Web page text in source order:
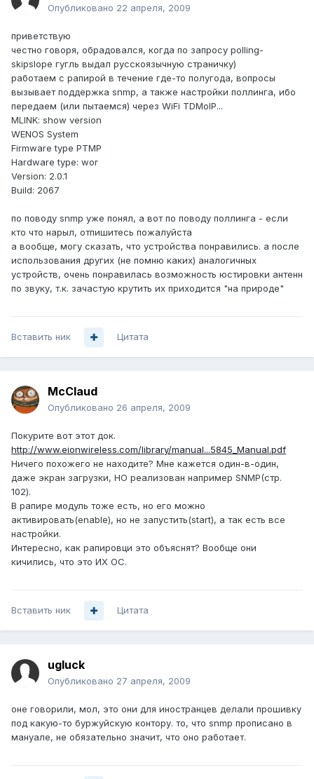
Опубликовано 22 апреля, 2009
приветствую
честно говоря, обрадовался, когда по запросу polling-
skipslope гугль выдал русскоязычную страничку)
работаем с рапирой в течение где-то полугода, вопросы
вызывает поддержка snmp, а также настройки поллинга, ибо
передаем (или пытаемся) через WiFi TDMoIP...
MLINK: show version
WENOS System
Firmware type PTMP
Hardware type: wor
Version: 2.0.1
Build: 2067
по поводу snmp уже понял, а вот по поводу поллинга - если
кто что нарыл, отпишитесь пожалуйста
а вообще, могу сказать, что устройства понравились. а после
использования других (не помню каких) аналогичных
устройств, очень понравилась возможность юстировки антенн
по звуку, т.к. зачастую крутить их приходится "на природе"
Вставить ник Цитата
McClaud
Опубликовано 26 апреля, 2009
Покурите вот этот док.
http://www.eionwireless.com/library/manual...5845_Manual.pdf
Ничего похожего не находите? Мне кажется один-в-один,
даже экран загрузки, НО реализован например SNMP(стр.
102).
В рапире модуль тоже есть, но его можно
активировать(enable), но не запустить(start), а так есть все
настройки.
Интересно, как рапировци это объяснят? Вообще они
кичились, что это ИХ ОС.
Вставить ник Цитата
ugluck
Опубликовано 27 апреля, 2009
оне говорили, мол, это они для иностранцев делали прошивку
под какую-то буржуйскую контору. то, что snmp прописано в
мануале, не обязательно значит, что оно работает.